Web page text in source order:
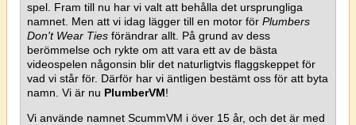
spel. Fram till nu har vi valt att behålla det ursprungliga
namnet. Men att vi idag lägger till en motor för Plumbers
Don't Wear Ties förändrar allt. På grund av dess
berömmelse och rykte om att vara ett av de bästa
videospelen någonsin blir det naturligtvis flaggskeppet för
vad vi står för. Därför har vi äntligen bestämt oss för att byta
namn. Vi är nu PlumberVM!
Vi använde namnet ScummVM i över 15 år, och det är med